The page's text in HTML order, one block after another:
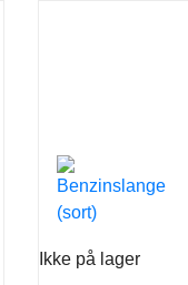
Ikke på lager